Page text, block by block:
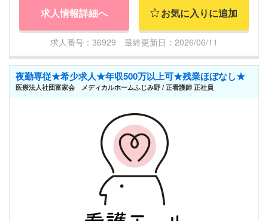
求人情報詳細へ お気に入りに追加
求人番号：36929 最終更新日：2026/06/11
夜勤専従★希少求人★年収500万以上可★残業ほぼなし★
医療法人社団富家会 メディカルホームふじみ野 / 正看護師 正社員